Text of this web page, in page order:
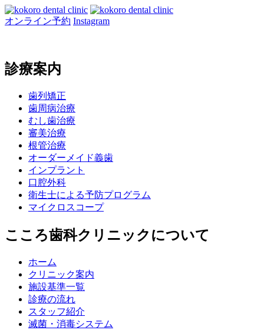
オンライン予約 Instagram
診療案内
歯列矯正
歯周病治療
むし歯治療
審美治療
根管治療
オーダーメイド義歯
インプラント
口腔外科
衛生士による予防プログラム
マイクロスコープ
こころ歯科クリニックについて
ホーム
クリニック案内
施設基準一覧
診療の流れ
スタッフ紹介
滅菌・消毒システム